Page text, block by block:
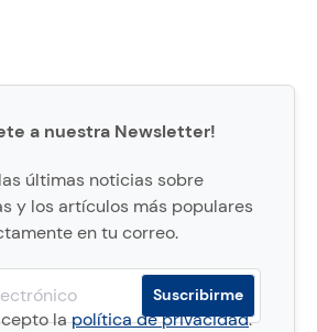
a nuestra Newsletter!
últimas noticias sobre
y los artículos más populares
en tu correo.
lapolítica de privacidad.